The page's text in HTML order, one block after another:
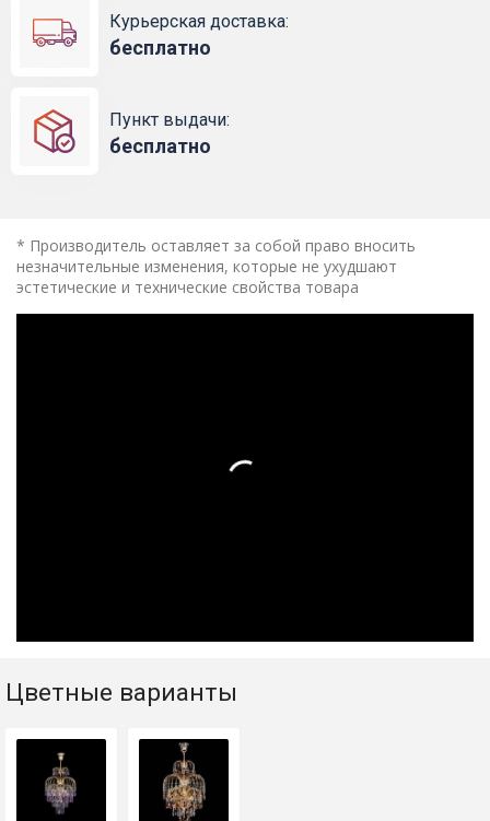
Курьерская доставка:
бесплатно
Пункт выдачи:
бесплатно
* Производитель оставляет за собой право вносить
незначительные изменения, которые не ухудшают
эстетические и технические свойства товара
Цветные варианты